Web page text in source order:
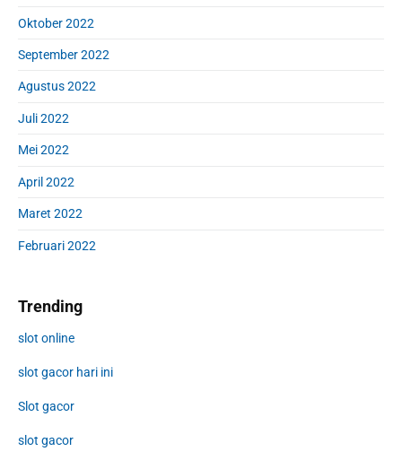
Oktober 2022
September 2022
Agustus 2022
Juli 2022
Mei 2022
April 2022
Maret 2022
Februari 2022
Trending
slot online
slot gacor hari ini
Slot gacor
slot gacor